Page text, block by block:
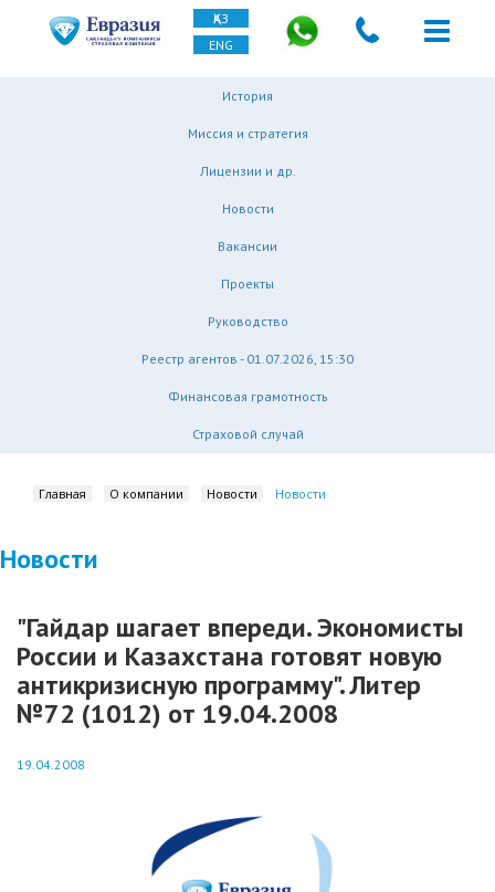
ҚАЗ
ENG
История
Миссия и стратегия
Лицензии и др.
Новости
Вакансии
Проекты
Руководство
Реестр агентов - 01.07.2026, 15:30
Финансовая грамотность
Страховой случай
Главная О компании Новости Новости
Новости
"Гайдар шагает впереди. Экономисты
России и Казахстана готовят новую
антикризисную программу". Литер
№72 (1012) от 19.04.2008
19.04.2008